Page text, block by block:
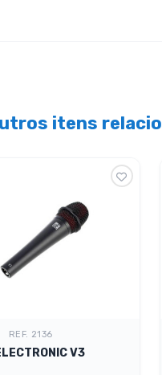
itens
REF. 2136
V3